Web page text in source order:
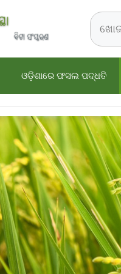
Search
ଓଡ଼ିଶାରେ ଫସଲ ପଦ୍ଧତି